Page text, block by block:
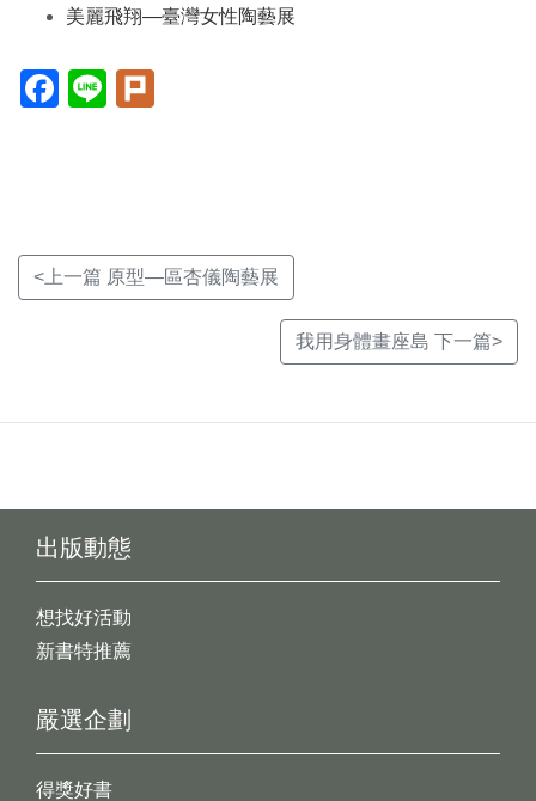
美麗飛翔—臺灣女性陶藝展
Facebook(另
開
Line(另
開
<上一篇 原型—區杏儀陶藝展
我用身體畫座島 下一篇>
出版動態
想找好活動
新書特推薦
嚴選企劃
得獎好書